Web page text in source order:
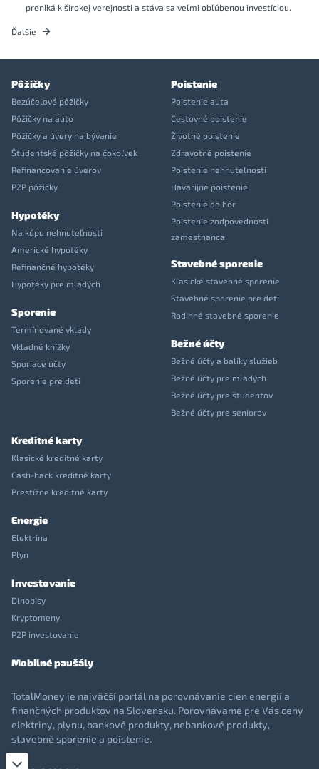
preniká k širokej verejnosti a stáva sa veľmi obľúbenou investíciou.
Ďalšie
Pôžičky
Bezúčelové pôžičky
Pôžičky na auto
Pôžičky a úvery na bývanie
Študentské pôžičky na čokoľvek
Refinancovanie úverov
P2P pôžičky
Hypotéky
Na kúpu nehnuteľnosti
Americké hypotéky
Refinančné hypotéky
Hypotéky pre mladých
Sporenie
Termínované vklady
Vkladné knížky
Sporiace účty
Sporenie pre deti
Poistenie
Poistenie auta
Cestovné poistenie
Životné poistenie
Zdravotné poistenie
Poistenie nehnuteľnosti
Havarijné poistenie
Poistenie do hôr
Poistenie zodpovednosti
zamestnanca
Stavebné sporenie
Klasické stavebné sporenie
Stavebné sporenie pre deti
Rodinné stavebné sporenie
Bežné účty
Bežné účty a balíky služieb
Bežné účty pre mladých
Bežné účty pre študentov
Bežné účty pre seniorov
Kreditné karty
Klasické kreditné karty
Cash-back kreditné karty
Prestížne kreditné karty
Energie
Elektrina
Plyn
Investovanie
Dlhopisy
Kryptomeny
P2P investovanie
Mobilné paušály
TotalMoney je najväčší portál na porovnávanie cien energií a
finančných produktov na Slovensku. Porovnávame pre Vás ceny
elektriny, plynu, bankové produkty, nebankové produkty,
stavebné sporenie a poistenie.